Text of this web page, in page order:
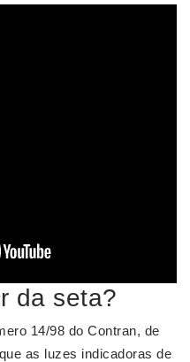
da seta?
14/98 do Contran, de
as luzes indicadoras de